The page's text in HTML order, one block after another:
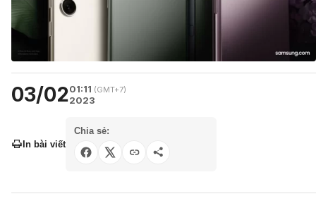
03/0201:11 (GMT+7)
2023
In bài viết
Chia sẻ: